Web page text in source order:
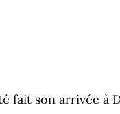
fait son arrivée à